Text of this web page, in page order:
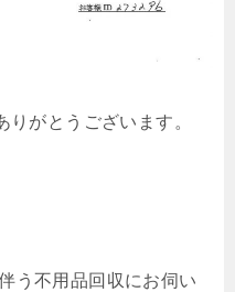
がとうございます。
う不用品回収にお伺い